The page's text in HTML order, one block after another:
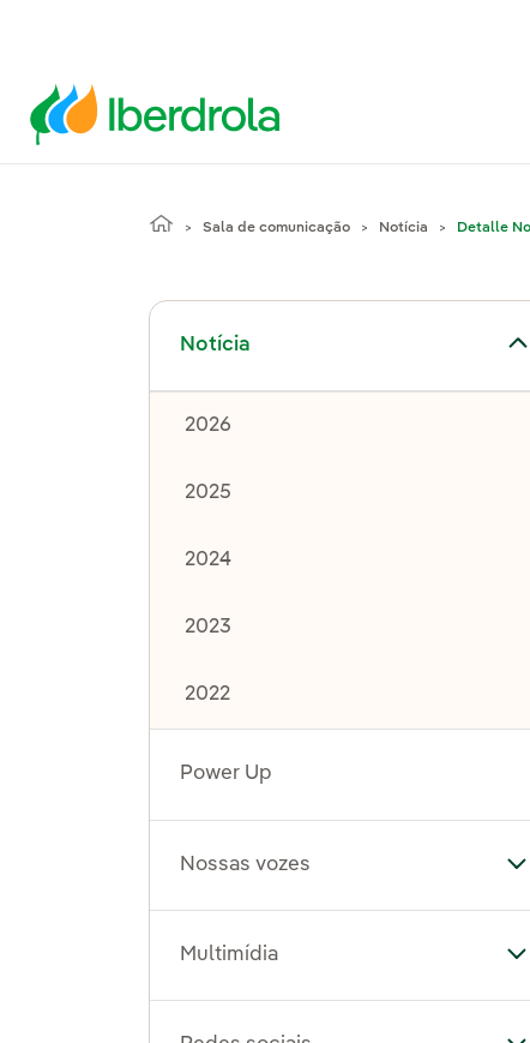
Sala de comunicação Notícia Detalle
Notícia
Alternar submenu de Notícia
2026
2025
2024
2023
2022
Power Up
Nossas vozes
Multimídia